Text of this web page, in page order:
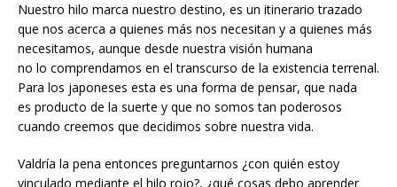
Nuestro hilo marca nuestro destino, es un itinerario trazado
que nos acerca a quienes más nos necesitan y a quienes más
necesitamos, aunque desde nuestra visión humana
no lo comprendamos en el transcurso de la existencia terrenal.
Para los japoneses esta es una forma de pensar, que nada
es producto de la suerte y que no somos tan poderosos
cuando creemos que decidimos sobre nuestra vida.
Valdría la pena entonces preguntarnos ¿con quién estoy
vinculado mediante el hilo rojo?, ¿qué cosas debo aprender